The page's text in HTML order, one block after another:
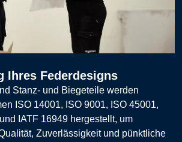
Ihres Federdesigns
Stanz- und Biegeteile werden
ISO 14001, ISO 9001, ISO 45001,
IATF 16949 hergestellt, um
Zuverlässigkeit und pünktliche